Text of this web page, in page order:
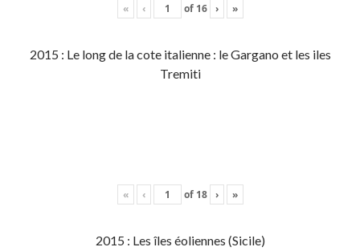
« ‹ of 16 › »
2015 : Le long de la cote italienne : le Gargano et les iles
Tremiti
« ‹ of 18 › »
2015 : Les îles éoliennes (Sicile)